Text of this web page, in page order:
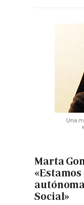
Una
Marta
Social»